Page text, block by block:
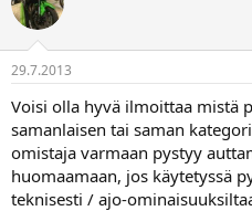
29.7.2013
Voisi olla hyvä ilmoittaa mistä
samanlaisen tai saman
omistaja varmaan pystyy
huomaamaan, jos käytetyssä
teknisesti / ajo-